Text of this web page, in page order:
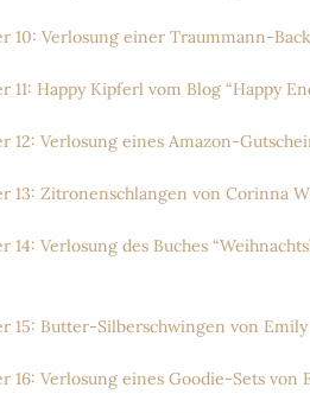
Verlosung einer Traummann-
Happy Kipferl vom Blog “Happy
Verlosung eines Amazon-
Zitronenschlangen von Corinna
Verlosung des Buches
Butter-Silberschwingen von Emily
Verlosung eines Goodie-Sets von